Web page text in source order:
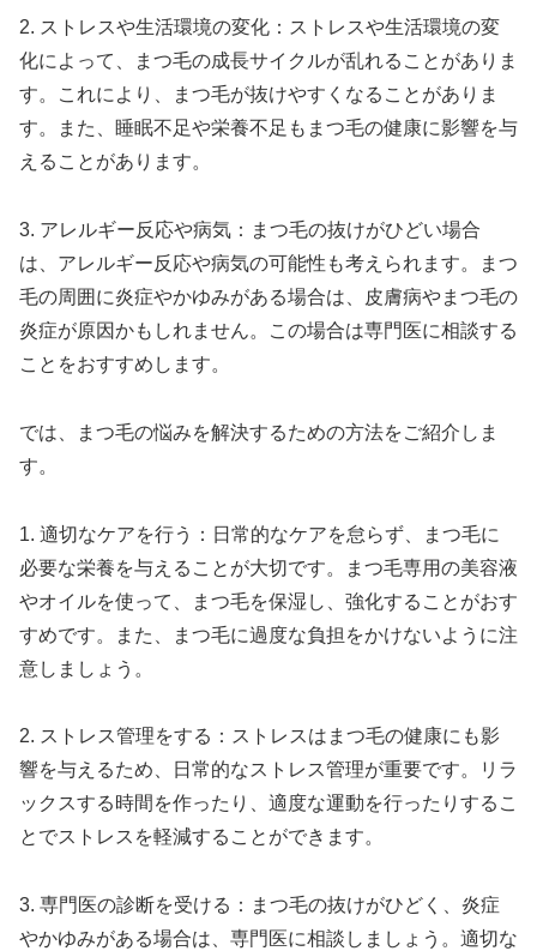
2. ストレスや生活環境の変化：ストレスや生活環境の変
化によって、まつ毛の成長サイクルが乱れることがありま
す。これにより、まつ毛が抜けやすくなることがありま
す。また、睡眠不足や栄養不足もまつ毛の健康に影響を与
えることがあります。
3. アレルギー反応や病気：まつ毛の抜けがひどい場合
は、アレルギー反応や病気の可能性も考えられます。まつ
毛の周囲に炎症やかゆみがある場合は、皮膚病やまつ毛の
炎症が原因かもしれません。この場合は専門医に相談する
ことをおすすめします。
では、まつ毛の悩みを解決するための方法をご紹介しま
す。
1. 適切なケアを行う：日常的なケアを怠らず、まつ毛に
必要な栄養を与えることが大切です。まつ毛専用の美容液
やオイルを使って、まつ毛を保湿し、強化することがおす
すめです。また、まつ毛に過度な負担をかけないように注
意しましょう。
2. ストレス管理をする：ストレスはまつ毛の健康にも影
響を与えるため、日常的なストレス管理が重要です。リラ
ックスする時間を作ったり、適度な運動を行ったりするこ
とでストレスを軽減することができます。
3. 専門医の診断を受ける：まつ毛の抜けがひどく、炎症
やかゆみがある場合は、専門医に相談しましょう。適切な